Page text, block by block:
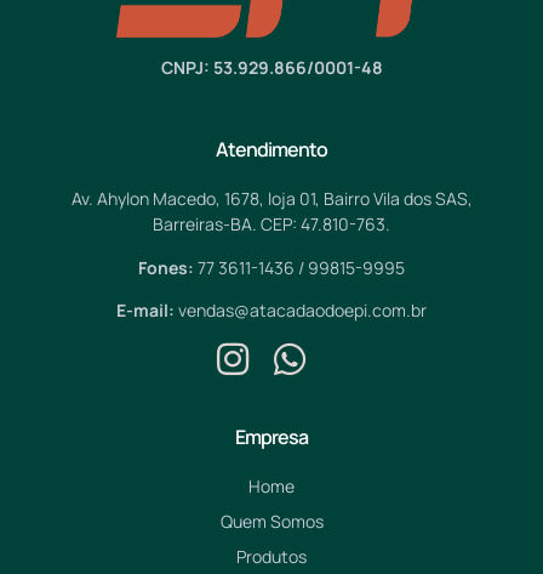
CNPJ: 53.929.866/0001-48
Atendimento
Av. Ahylon Macedo, 1678, loja 01, Bairro Vila dos SAS,
Barreiras-BA. CEP: 47.810-763.
Fones: 77 3611-1436 / 99815-9995
E-mail: vendas@atacadaodoepi.com.br
Empresa
Home
Quem Somos
Produtos